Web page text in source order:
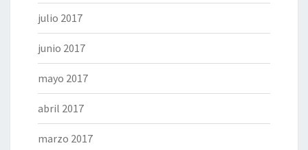
julio 2017
junio 2017
mayo 2017
abril 2017
marzo 2017